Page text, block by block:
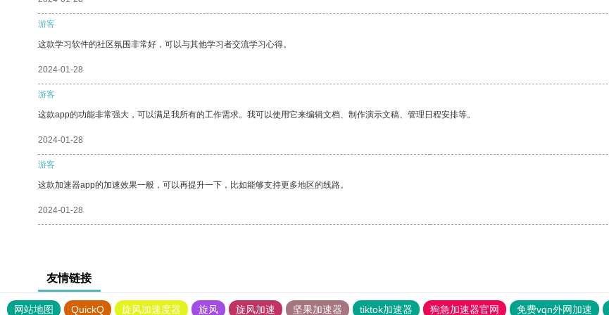
游客
这款学习软件的社区氛围非常好，可以与其他学习者交流学习心得。
2024-01-28
游客
这款app的功能非常强大，可以满足我所有的工作需求。我可以使用它来编辑文档、制作演示文稿、管理日程安排等。
2024-01-28
游客
这款加速器app的加速效果一般，可以再提升一下，比如能够支持更多地区的线路。
2024-01-28
友情链接
网站地图 QuickQ 旋风加速度器 旋风 旋风加速 坚果加速器 tiktok加速器 狗急加速器官网 免费vqn外网加速